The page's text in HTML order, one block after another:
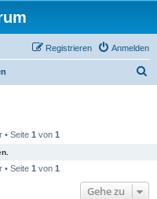
Anmelden
Registrieren
• Seite 1 von 1
• Seite 1 von 1
Gehe zu